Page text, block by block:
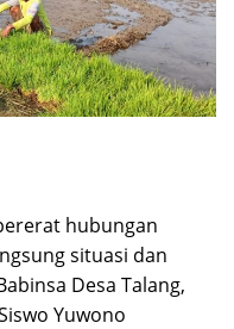
hubungan
situasi dan
Desa Talang,
Yuwono